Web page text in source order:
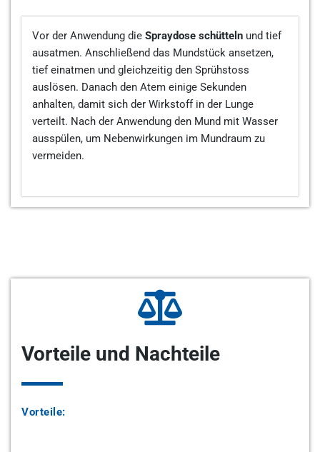
Vor der Anwendung die Spraydose schütteln und tief
ausatmen. Anschließend das Mundstück ansetzen,
tief einatmen und gleichzeitig den Sprühstoss
auslösen. Danach den Atem einige Sekunden
anhalten, damit sich der Wirkstoff in der Lunge
verteilt. Nach der Anwendung den Mund mit Wasser
ausspülen, um Nebenwirkungen im Mundraum zu
vermeiden.
Vorteile und Nachteile
Vorteile: